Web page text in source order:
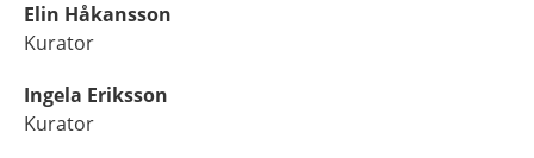
Elin Håkansson
Kurator
Ingela Eriksson
Kurator